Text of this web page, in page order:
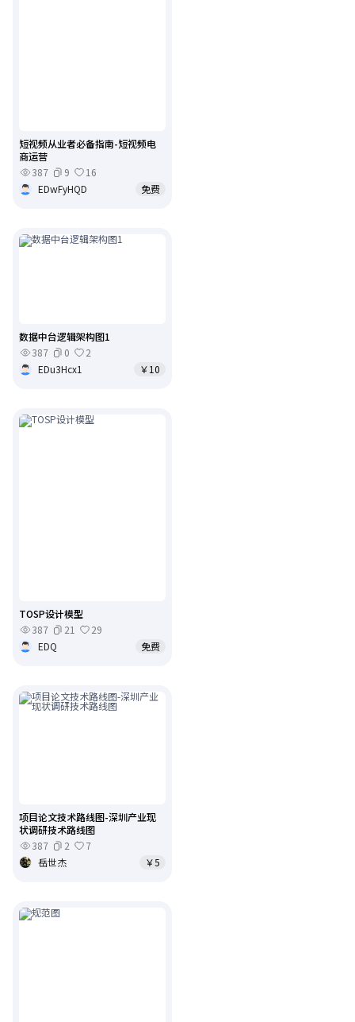
短视频从业者必备指南-短视频电
商运营
387
9
16
EDwFyHQD
免费
数据中台逻辑架构图1
387
0
2
EDu3Hcx1
￥10
TOSP设计模型
387
21
29
EDQ
免费
项目论文技术路线图-深圳产业现
状调研技术路线图
387
2
7
岳世杰
￥5